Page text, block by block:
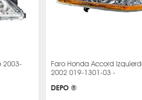
2003-
Faro Honda Accord
2002 019-1301-03 -
DEPO ®